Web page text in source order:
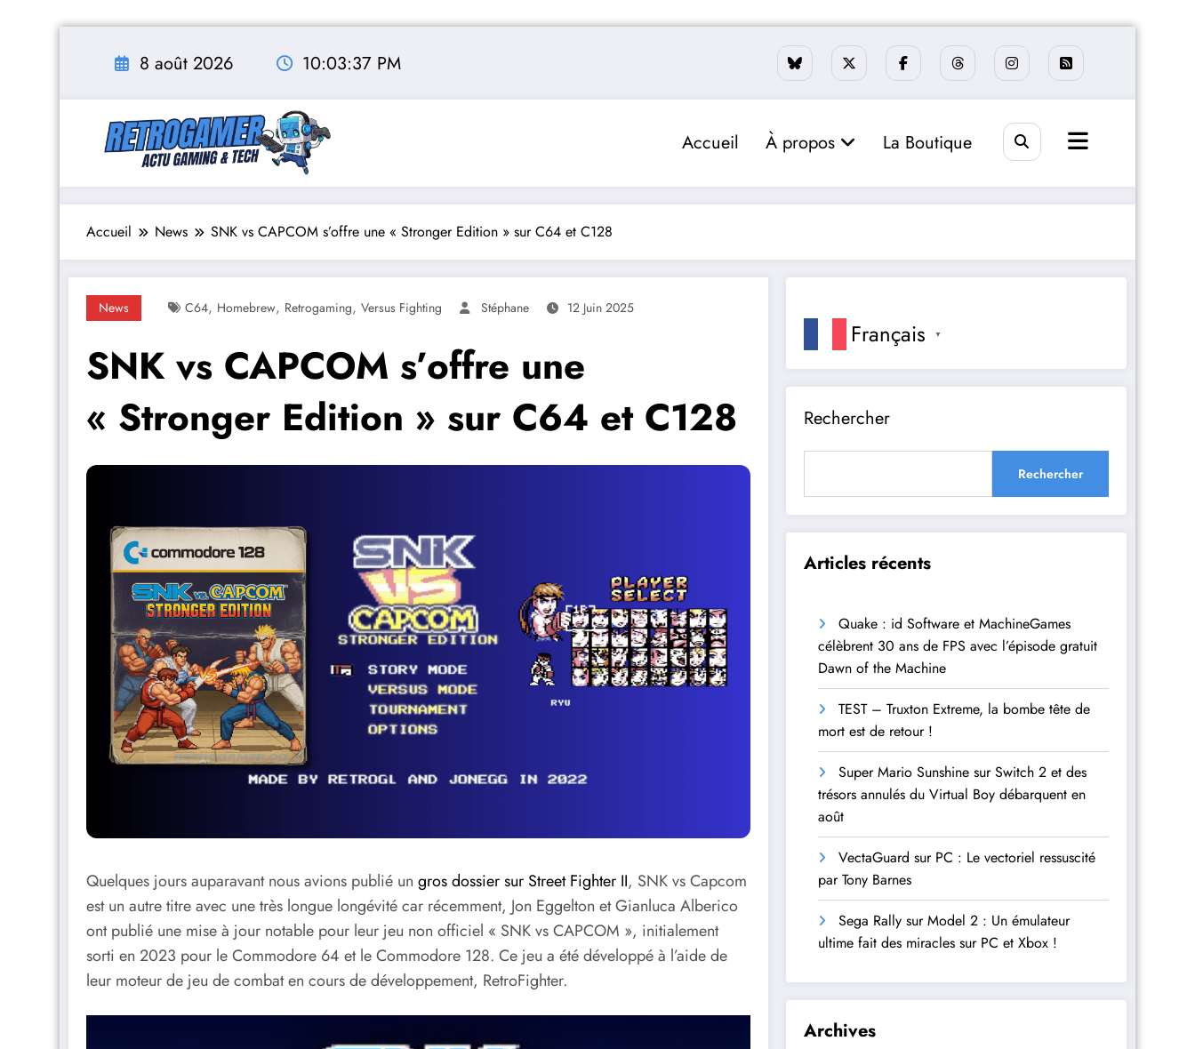
8 août 2026 10:03:38 PM
Accueil À propos La Boutique
Accueil News SNK vs CAPCOM s’offre une « Stronger Edition » sur C64 et C128
News C64, Homebrew, Retrogaming, Versus Fighting Stéphane 12 Juin 2025
SNK vs CAPCOM s’offre une
« Stronger Edition » sur C64 et C128
Quelques jours auparavant nous avions publié un gros dossier sur Street Fighter II, SNK vs Capcom
est un autre titre avec une très longue longévité car récemment, Jon Eggelton et Gianluca Alberico
ont publié une mise à jour notable pour leur jeu non officiel « SNK vs CAPCOM », initialement
sorti en 2023 pour le Commodore 64 et le Commodore 128. Ce jeu a été développé à l’aide de
leur moteur de jeu de combat en cours de développement, RetroFighter.
Français ▼
Rechercher
Rechercher
Articles récents
Quake : id Software et MachineGames
célèbrent 30 ans de FPS avec l’épisode gratuit
Dawn of the Machine
TEST – Truxton Extreme, la bombe tête de
mort est de retour !
Super Mario Sunshine sur Switch 2 et des
trésors annulés du Virtual Boy débarquent en
août
VectaGuard sur PC : Le vectoriel ressuscité
par Tony Barnes
Sega Rally sur Model 2 : Un émulateur
ultime fait des miracles sur PC et Xbox !
Archives